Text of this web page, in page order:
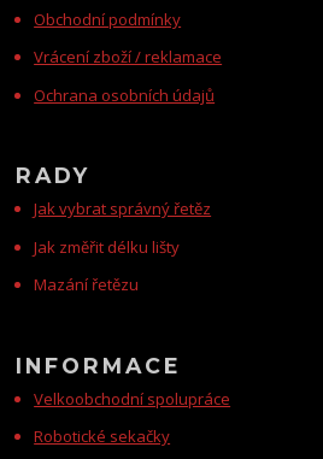
Obchodní podmínky
Vrácení zboží / reklamace
Ochrana osobních údajů
RADY
Jak vybrat správný řetěz
Jak změřit délku lišty
Mazání řetězu
INFORMACE
Velkoobchodní spolupráce
Robotické sekačky